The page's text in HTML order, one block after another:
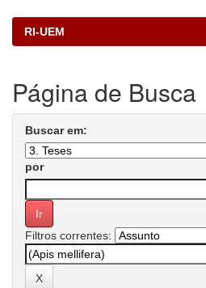
RI-UEM
Página de Busca
Buscar em:
por
Filtros correntes: